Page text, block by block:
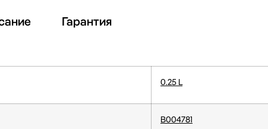
Гарантия
0.25 L
B004781